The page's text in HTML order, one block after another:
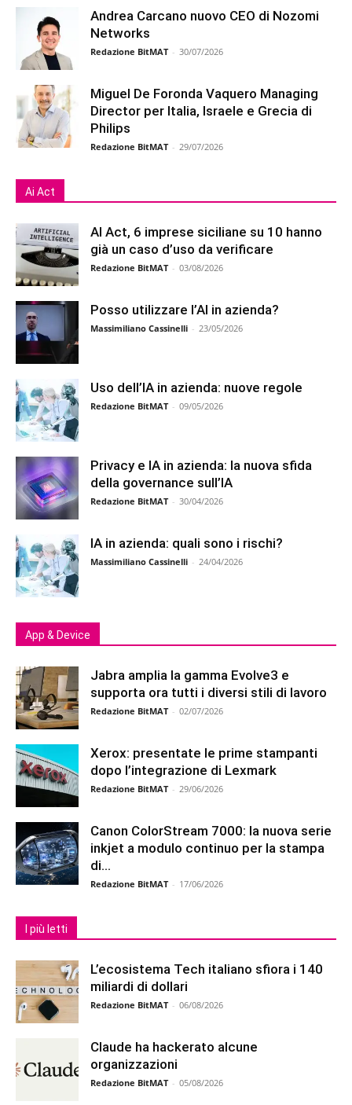
Andrea Carcano nuovo CEO di Nozomi
Networks
Redazione BitMAT - 30/07/2026
Miguel De Foronda Vaquero Managing
Director per Italia, Israele e Grecia di
Philips
Redazione BitMAT - 29/07/2026
Ai Act
AI Act, 6 imprese siciliane su 10 hanno
già un caso d’uso da verificare
Redazione BitMAT - 03/08/2026
Posso utilizzare l’AI in azienda?
Massimiliano Cassinelli - 23/05/2026
Uso dell’IA in azienda: nuove regole
Redazione BitMAT - 09/05/2026
Privacy e IA in azienda: la nuova sfida
della governance sull’IA
Redazione BitMAT - 30/04/2026
IA in azienda: quali sono i rischi?
Massimiliano Cassinelli - 24/04/2026
App & Device
Jabra amplia la gamma Evolve3 e
supporta ora tutti i diversi stili di lavoro
Redazione BitMAT - 02/07/2026
Xerox: presentate le prime stampanti
dopo l’integrazione di Lexmark
Redazione BitMAT - 29/06/2026
Canon ColorStream 7000: la nuova serie
inkjet a modulo continuo per la stampa
di...
Redazione BitMAT - 17/06/2026
I più letti
L’ecosistema Tech italiano sfiora i 140
miliardi di dollari
Redazione BitMAT - 06/08/2026
Claude ha hackerato alcune
organizzazioni
Redazione BitMAT - 05/08/2026